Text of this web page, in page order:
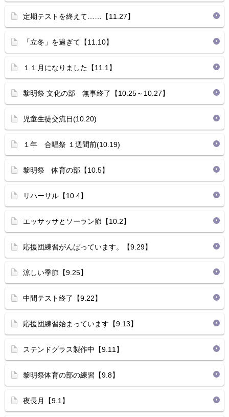
定期テストを終えて……【11.27】
「立冬」を過ぎて【11.10】
１１月になりました【11.1】
黎明祭 文化の部 無事終了【10.25～10.27】
児童生徒交流日(10.20)
１年 合唱祭 １週間前(10.19)
黎明祭 体育の部【10.5】
リハーサル【10.4】
エッサッサとソーラン節【10.2】
応援団練習がんばっています。【9.29】
涼しい季節【9.25】
中間テスト終了【9.22】
応援団練習始まっています【9.13】
ステンドグラス製作中【9.11】
黎明祭体育の部の練習【9.8】
夜長月【9.1】